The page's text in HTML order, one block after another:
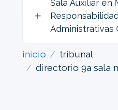
Sala Auxiliar en
Administrativas
inicio
tribunal
directorio 9a sala